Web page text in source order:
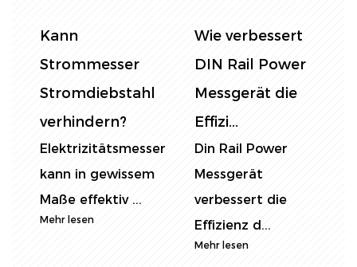
DIN Rail Energy
Messgerät vs.
traditionelles
Energ...
In industriellen
Szenarien gibt es
signifikante
Unterschi...
Was sind die
wichtigsten
Punkte des
neuen
Standard...
Im Bereich der
Energiemessung
neue Standards
für Aktu...